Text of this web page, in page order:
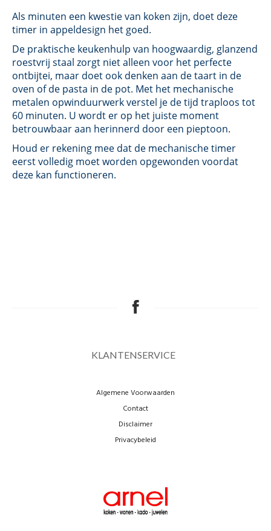
Als minuten een kwestie van koken zijn, doet deze
timer in appeldesign het goed.
De praktische keukenhulp van hoogwaardig, glanzend
roestvrij staal zorgt niet alleen voor het perfecte
ontbijtei, maar doet ook denken aan de taart in de
oven of de pasta in de pot. Met het mechanische
metalen opwinduurwerk verstel je de tijd traploos tot
60 minuten. U wordt er op het juiste moment
betrouwbaar aan herinnerd door een pieptoon.
Houd er rekening mee dat de mechanische timer
eerst volledig moet worden opgewonden voordat
deze kan functioneren.
KLANTENSERVICE
Algemene Voorwaarden
Contact
Disclaimer
Privacybeleid